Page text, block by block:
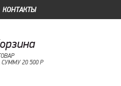
КОНТАКТЫ
СУММУ 20 500 Р